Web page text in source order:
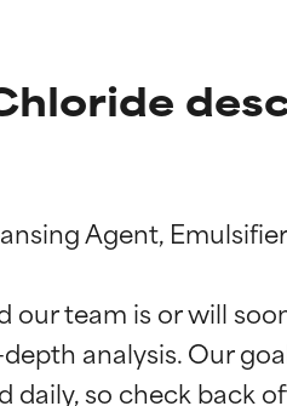
Agent, Emulsifier
our team is or will
analysis. Our